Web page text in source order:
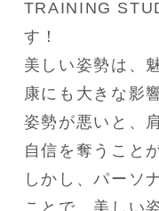
TRAINING
す！
美しい姿勢は、
康にも大きな影
姿勢が悪いと、
自信を奪うこと
しかし、パーソ
ことで、美しい